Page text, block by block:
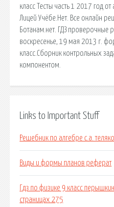
класс Тесты часть 1 2017 год от
Лицей Учёбе.Нет. Все онлайн
Ботанам.нет. ГДЗ проверочные
воскресенье, 19 мая 2013 г.
класс.Сборник контрольных
компонентом.
Links to Important Stuff
Решебник по алгебре с.а.
Виды и формы планов реферат
Гдз по физике 9 класс
страницах 275